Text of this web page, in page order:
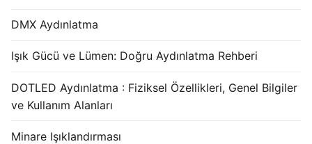
DMX Aydınlatma
Işık Gücü ve Lümen: Doğru Aydınlatma Rehberi
DOTLED Aydınlatma : Fiziksel Özellikleri, Genel Bilgiler
ve Kullanım Alanları
Minare Işıklandırması